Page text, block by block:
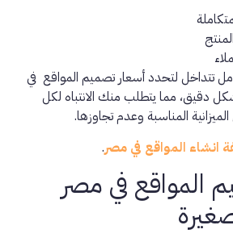
تتداخل لتحدد أسعار تصميم المواقع في
دقيق، مما يتطلب منك الانتباه لكل
المناسبة وعدم تجاوزها.
انشاء المواقع في مصر.
المواقع في مصر